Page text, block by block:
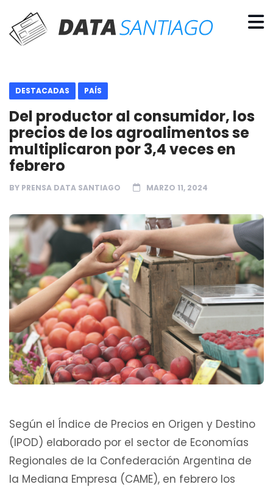
DESTACADAS PAÍS
Del productor al consumidor, los
precios de los agroalimentos se
multiplicaron por 3,4 veces en
febrero
BY PRENSA DATA SANTIAGO MARZO 11, 2024
Según el Índice de Precios en Origen y Destino
(IPOD) elaborado por el sector de Economías
Regionales de la Confederación Argentina de
la Mediana Empresa (CAME), en febrero los